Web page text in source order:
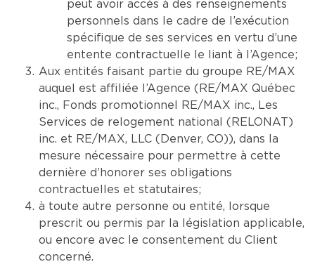
peut avoir accès à des renseignements
personnels dans le cadre de l’exécution
spécifique de ses services en vertu d’une
entente contractuelle le liant à l’Agence;
Aux entités faisant partie du groupe RE/MAX
auquel est affiliée l’Agence (RE/MAX Québec
inc., Fonds promotionnel RE/MAX inc., Les
Services de relogement national (RELONAT)
inc. et RE/MAX, LLC (Denver, CO)), dans la
mesure nécessaire pour permettre à cette
dernière d’honorer ses obligations
contractuelles et statutaires;
à toute autre personne ou entité, lorsque
prescrit ou permis par la législation applicable,
ou encore avec le consentement du Client
concerné.